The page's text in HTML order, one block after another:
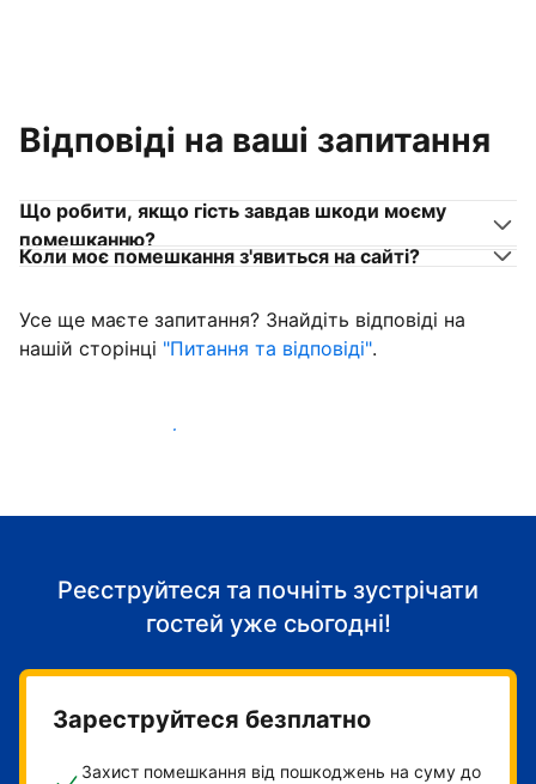
Відповіді на ваші запитання
Що робити, якщо гість завдав шкоди моєму
помешканню?
Коли моє помешкання з'явиться на сайті?
Усе ще маєте запитання? Знайдіть відповіді на
нашій сторінці "Питання та відповіді".
Розпочніть приймати гостей
Реєструйтеся та почніть зустрічати
гостей уже сьогодні!
Зареструйтеся безплатно
Захист помешкання від пошкоджень на суму до